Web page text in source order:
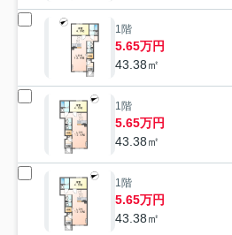
1階
5.65万円
43.38㎡
1階
5.65万円
43.38㎡
1階
5.65万円
43.38㎡